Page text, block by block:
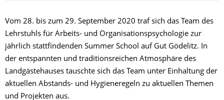
Vom 28. bis zum 29. September 2020 traf sich das Team des
Lehrstuhls für Arbeits- und Organisationspsychologie zur
jährlich stattfindenden Summer School auf Gut Gödelitz. In
der entspannten und traditionsreichen Atmosphäre des
Landgästehauses tauschte sich das Team unter Einhaltung der
aktuellen Abstands- und Hygieneregeln zu aktuellen Themen
und Projekten aus.